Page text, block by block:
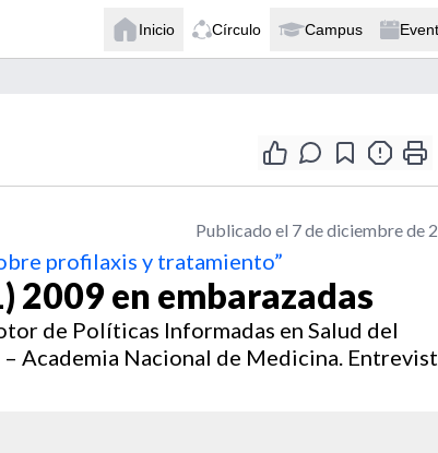
Inicio Círculo Campus
Publicado el 7 de diciembre de
profilaxis y tratamiento”
2009 en embarazadas
de Políticas Informadas en Salud del
Academia Nacional de Medicina.